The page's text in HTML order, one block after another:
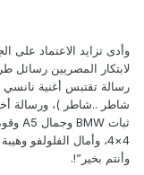
وأدى تزايد الاعتماد على
لابتكار المصريين رسائل
رسالة تقتبس أغنية
شاطر ..شاطر )، ورسالة
4×4، وأمال الفلولفو
وأنتم بخير”!.